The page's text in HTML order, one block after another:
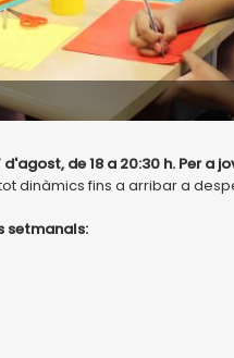
de 18 a 20:30 h. Per a
dinàmics fins a arribar a
setmanals: